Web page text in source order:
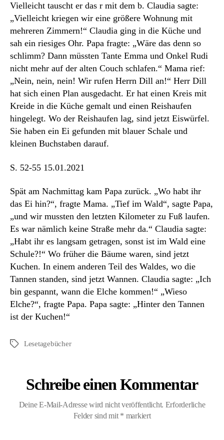
Vielleicht tauscht er das r mit dem b. Claudia sagte:
„Vielleicht kriegen wir eine größere Wohnung mit
mehreren Zimmern!“ Claudia ging in die Küche und
sah ein riesiges Ohr. Papa fragte: „Wäre das denn so
schlimm? Dann müssten Tante Emma und Onkel Rudi
nicht mehr auf der alten Couch schlafen.“ Mama rief:
„Nein, nein, nein! Wir rufen Herrn Dill an!“ Herr Dill
hat sich einen Plan ausgedacht. Er hat einen Kreis mit
Kreide in die Küche gemalt und einen Reishaufen
hingelegt. Wo der Reishaufen lag, sind jetzt Eiswürfel.
Sie haben ein Ei gefunden mit blauer Schale und
kleinen Buchstaben darauf.
S. 52-55 15.01.2021
Spät am Nachmittag kam Papa zurück. „Wo habt ihr
das Ei hin?“, fragte Mama. „Tief im Wald“, sagte Papa,
„und wir mussten den letzten Kilometer zu Fuß laufen.
Es war nämlich keine Straße mehr da.“ Claudia sagte:
„Habt ihr es langsam getragen, sonst ist im Wald eine
Schule?!“ Wo früher die Bäume waren, sind jetzt
Kuchen. In einem anderen Teil des Waldes, wo die
Tannen standen, sind jetzt Wannen. Claudia sagte: „Ich
bin gespannt, wann die Elche kommen!“ „Wieso
Elche?“, fragte Papa. Papa sagte: „Hinter den Tannen
ist der Kuchen!“
Schlagwörter
Lesetagebücher
Schreibe einen Kommentar
Deine E-Mail-Adresse wird nicht veröffentlicht. Erforderliche
Felder sind mit * markiert